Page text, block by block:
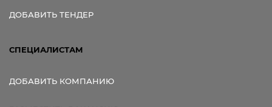
ДОБАВИТЬ ТЕНДЕР
СПЕЦИАЛИСТАМ
ДОБАВИТЬ КОМПАНИЮ